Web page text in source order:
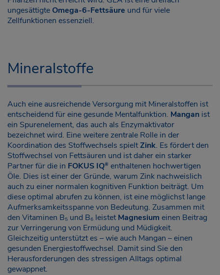
ungesättigte Omega-6-Fettsäure und für viele
Zellfunktionen essenziell.
Mineralstoffe
Auch eine ausreichende Versorgung mit Mineralstoffen ist
entscheidend für eine gesunde Mentalfunktion. Mangan ist
ein Spurenelement, das auch als Enzymaktivator
bezeichnet wird. Eine weitere zentrale Rolle in der
Koordination des Stoffwechsels spieltZink. Es fördert den
Stoffwechsel von Fettsäuren und ist daher ein starker
Partner für die in FOKUS IQ® enthaltenen hochwertigen
Öle. Dies ist einer der Gründe, warum Zink nachweislich
auch zu einer normalen kognitiven Funktion beiträgt. Um
diese optimal abrufen zu können, ist eine möglichst lange
Aufmerksamkeitsspanne von Bedeutung. Zusammen mit
den Vitaminen B₅ und B₆ leistetMagnesium einen Beitrag
zur Verringerung von Ermüdung und Müdigkeit.
Gleichzeitig unterstützt es – wie auch Mangan – einen
gesunden Energiestoffwechsel. Damit sind Sieden
Herausforderungen des stressigen Alltags optimal
gewappnet.